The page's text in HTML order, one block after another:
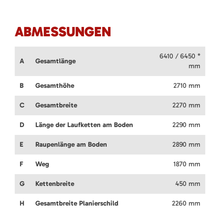
ABMESSUNGEN
A Gesamtlänge
6410 / 6450 *
mm
B Gesamthöhe 2710 mm
C Gesamtbreite 2270 mm
D Länge der Laufketten am Boden 2290 mm
E Raupenlänge am Boden 2890 mm
F Weg 1870 mm
G Kettenbreite 450 mm
H Gesamtbreite Planierschild 2260 mm